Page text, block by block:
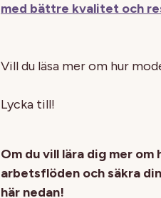
med bättre kvalitet och
Vill du läsa mer om hur
Lycka till!
Om du vill lära dig mer
arbetsflöden och säkra
här nedan!